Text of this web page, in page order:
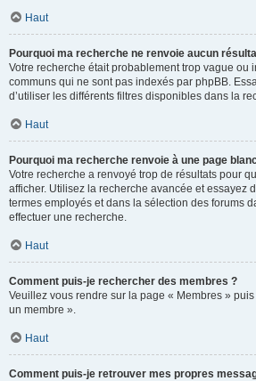
Haut
Pourquoi ma recherche ne renvoie aucun
Votre recherche était probablement trop vague ou
communs qui ne sont pas indexés par phpBB.
d’utiliser les différents filtres disponibles dans la
Haut
Pourquoi ma recherche renvoie à une page
Votre recherche a renvoyé trop de résultats pour
afficher. Utilisez la recherche avancée et essayez
termes employés et dans la sélection des forums
effectuer une recherche.
Haut
Comment puis-je rechercher des membres ?
Veuillez vous rendre sur la page « Membres »
un membre ».
Haut
Comment puis-je retrouver mes propres